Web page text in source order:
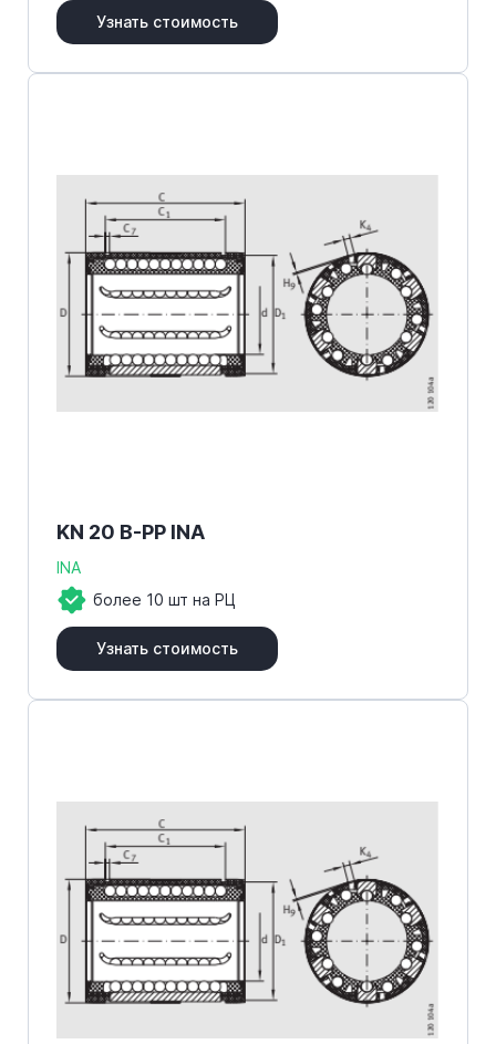
Узнать стоимость
KN 20 B-PP INA
INA
более 10 шт на РЦ
Узнать стоимость